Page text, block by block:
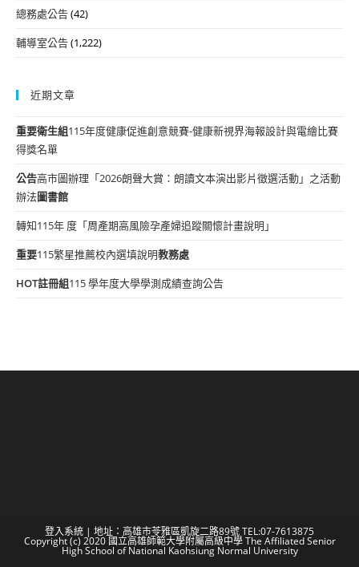
總務處公告(42)
輔導室公告(1,222)
近期文章
重要衛生組115年度健康促進創意競賽-健康新視界海報設計與電繪比賽
得獎名單
公告高市圖辦理「2026朗聲大賞：朗讀文本演出影片徵選活動」之活動
辦法圖書館
轉知115年 度「周產期高風險孕產婦追蹤關懷計畫說明」
重要115繁星推薦校內選填說明教務處
HOT註冊組115 學年度大學學測成績查詢公告
登入系統 | 地址：高雄市苓雅區凱旋二路89號 TEL:07-7613875
Copyright (c) 2020 國立高雄師範大學附屬高級中學 The Affiliated Senior
High School of National Kaohsiung Normal University